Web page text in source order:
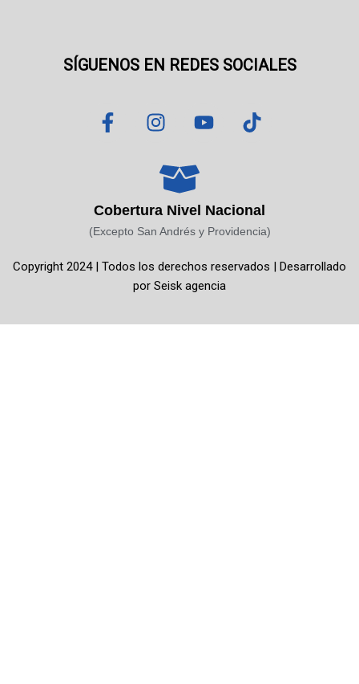
SÍGUENOS EN REDES SOCIALES
F
a
o
o
-
I
n
t
a
g
r
m
Y
o
b
e
T
i
k
Cobertura Nivel Nacional
(Excepto San Andrés y Providencia)
Copyright 2024 | Todos los derechos reservados | Desarrollado
por Seisk agencia